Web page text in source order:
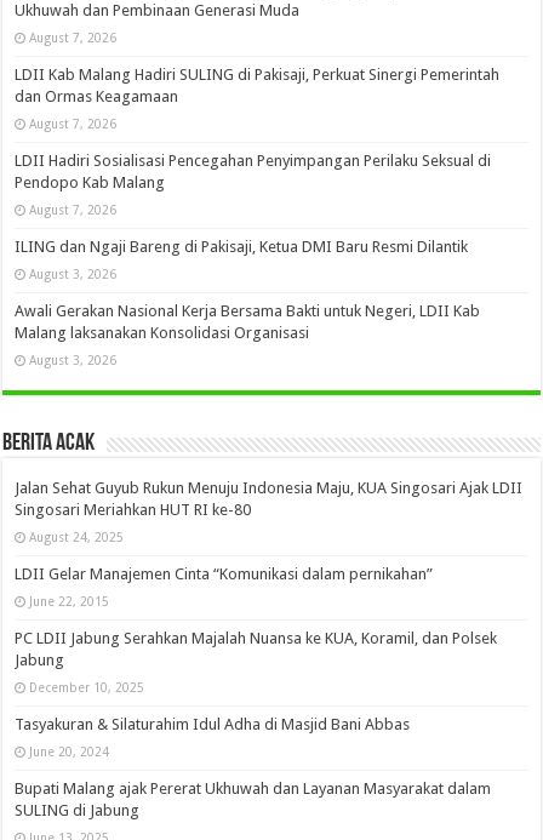
Ukhuwah dan Pembinaan Generasi Muda
August 7, 2026
LDII Kab Malang Hadiri SULING di Pakisaji, Perkuat Sinergi Pemerintah
dan Ormas Keagamaan
August 7, 2026
LDII Hadiri Sosialisasi Pencegahan Penyimpangan Perilaku Seksual di
Pendopo Kab Malang
August 7, 2026
ILING dan Ngaji Bareng di Pakisaji, Ketua DMI Baru Resmi Dilantik
August 3, 2026
Awali Gerakan Nasional Kerja Bersama Bakti untuk Negeri, LDII Kab
Malang laksanakan Konsolidasi Organisasi
August 3, 2026
Berita Acak
Jalan Sehat Guyub Rukun Menuju Indonesia Maju, KUA Singosari Ajak LDII
Singosari Meriahkan HUT RI ke-80
August 24, 2025
LDII Gelar Manajemen Cinta “Komunikasi dalam pernikahan”
June 22, 2015
PC LDII Jabung Serahkan Majalah Nuansa ke KUA, Koramil, dan Polsek
Jabung
December 10, 2025
Tasyakuran & Silaturahim Idul Adha di Masjid Bani Abbas
June 20, 2024
Bupati Malang ajak Pererat Ukhuwah dan Layanan Masyarakat dalam
SULING di Jabung